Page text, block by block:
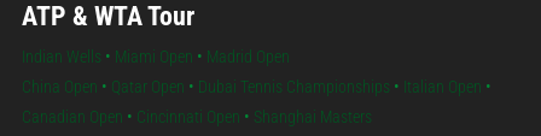
ATP & WTA Tour
Indian Wells • Miami Open • Madrid Open
China Open • Qatar Open • Dubai Tennis Championships • Italian Open •
Canadian Open • Cincinnati Open • Shanghai Masters